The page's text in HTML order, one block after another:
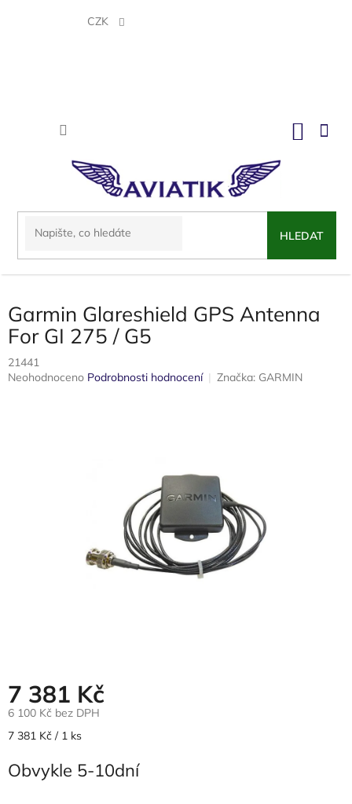
CZK
HLEDAT
Garmin Glareshield GPS Antenna
For GI 275 / G5
21441
Průměrné
Neohodnoceno Podrobnosti hodnocení Značka: GARMIN
7 381 Kč
6 100 Kč bez DPH
Měrná
7 381 Kč / 1 ks
Obvykle 5-10dní